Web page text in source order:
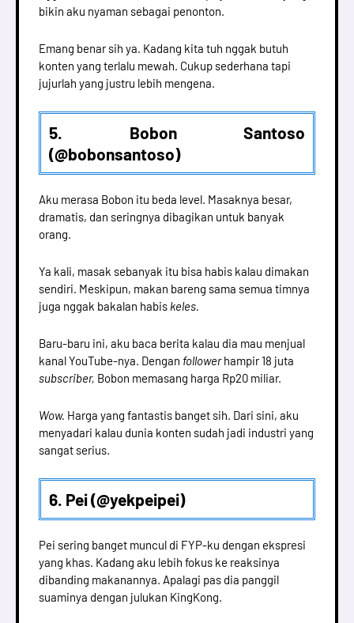
bikin aku nyaman sebagai penonton.
Emang benar sih ya. Kadang kita tuh nggak butuh
konten yang terlalu mewah. Cukup sederhana tapi
jujurlah yang justru lebih mengena.
5. Bobon Santoso
(@bobonsantoso)
Aku merasa Bobon itu beda level. Masaknya besar,
dramatis, dan seringnya dibagikan untuk banyak
orang.
Ya kali, masak sebanyak itu bisa habis kalau dimakan
sendiri. Meskipun, makan bareng sama semua timnya
juga nggak bakalan habis keles.
Baru-baru ini, aku baca berita kalau dia mau menjual
kanal YouTube-nya. Dengan followerhampir 18 juta
subscriber, Bobon memasang harga Rp20 miliar.
Wow. Harga yang fantastis banget sih. Dari sini, aku
menyadari kalau dunia konten sudah jadi industri yang
sangat serius.
6. Pei (@yekpeipei)
Pei sering banget muncul di FYP-ku dengan ekspresi
yang khas. Kadang aku lebih fokus ke reaksinya
dibanding makanannya. Apalagi pas dia panggil
suaminya dengan julukan KingKong.